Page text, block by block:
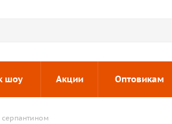
шоу Акции Оптовикам